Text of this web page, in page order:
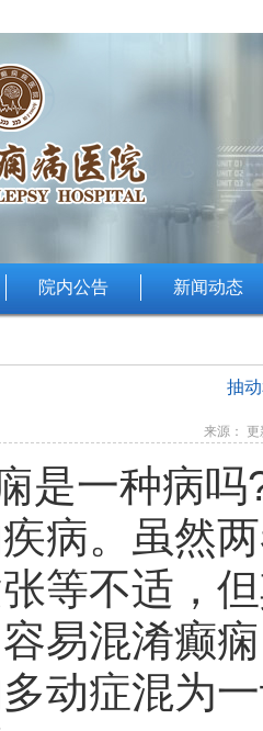
院内公告 新闻动态
抽
来源：
是一种病
病。虽然
等不适，
易混淆癫
动症混为